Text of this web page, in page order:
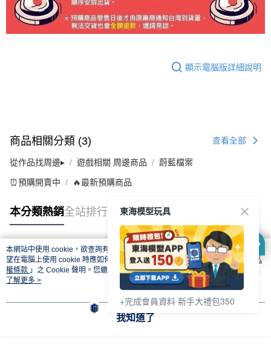
顯示電腦版詳細說明
商品相關分類 (3) 查看全部
從作品找周邊▸ 遊戲相關 周邊商品 蔚藍檔案
⏰預購開賣中 🔥最新預購商品
本分類熱銷全站排行
熱門標籤
本網站中使用 cookie，欲查詢有關本網站使用 cookie 方式之詳情，及若您不希
望在電腦上使用 cookie 時應如何變更電腦的 cookie 設定，請參閱本網站「
隱私
權條款 」之 Cookie 聲明。您繼續使用本網站即表示您同意本公司得按本網站使
用條款之 Cookie 聲明使用 cookie。
了解更多 >
我知道了
東海模型玩具
+完成會員資料 新手大禮包350